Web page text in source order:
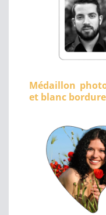
Médaillon
et blanc